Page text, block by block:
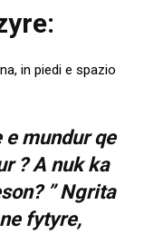
e mundur qe
? A nuk ka
” Ngrita
fytyre,